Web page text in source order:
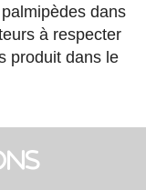
dans
à respecter
produit dans le